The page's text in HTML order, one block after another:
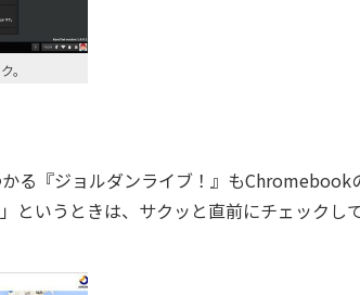
。
る『ジョルダンライブ！』もChromebook
というときは、サクッと直前にチェックし